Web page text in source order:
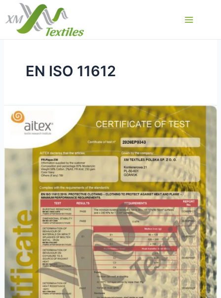
Перейти
содержимому
EN ISO 11612